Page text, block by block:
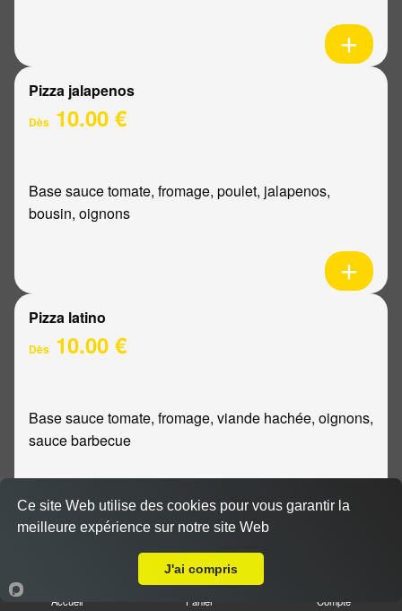
Pizza jalapenos
Dès 10.00 €
Base sauce tomate, fromage, poulet, jalapenos,
bousin, oignons
Pizza latino
Dès 10.00 €
Base sauce tomate, fromage, viande hachée, oignons,
sauce barbecue
Accueil Panier Compte
Ce site Web utilise des cookies pour vous garantir la
meilleure expérience sur notre site Web
J'ai compris